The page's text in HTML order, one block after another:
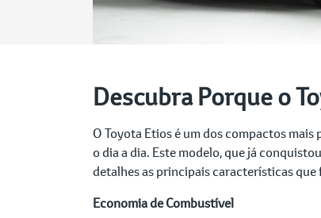
Descubra Porque o
O Toyota Etios é um dos compactos
o dia a dia. Este modelo, que já
detalhes as principais características
Economia de Combustível